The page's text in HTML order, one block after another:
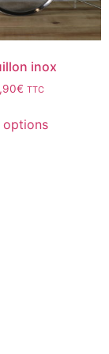
inox
€ TTC
options